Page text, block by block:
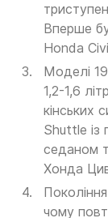
Вперше
Honda
Моделі
1,2-1,6
кінських
Shuttle
седаном
Хонда
чому